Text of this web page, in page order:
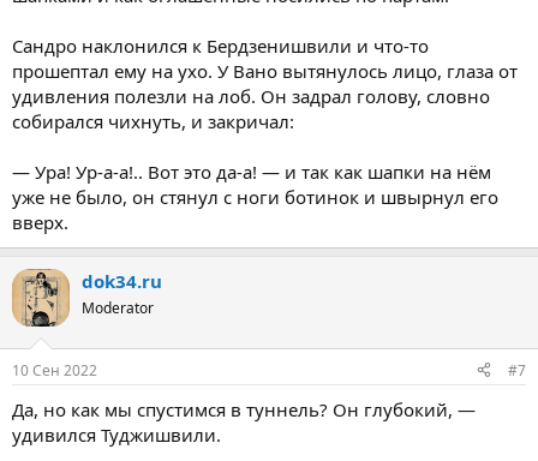
Сандро наклонился к Бердзенишвили и что-то
прошептал ему на ухо. У Вано вытянулось лицо, глаза от
удивления полезли на лоб. Он задрал голову, словно
собирался чихнуть, и закричал:
— Ура! Ур-а-а!.. Вот это да-а! — и так как шапки на нём
уже не было, он стянул с ноги ботинок и швырнул его
вверх.
dok34.ru
Moderator
10 Сен 2022 #7
Да, но как мы спустимся в туннель? Он глубокий, —
удивился Туджишвили.